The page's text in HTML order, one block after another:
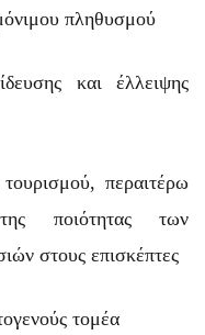
πληθυσμού
και έλλειψης
περαιτέρω
ποιότητας των
στους επισκέπτες
τομέα